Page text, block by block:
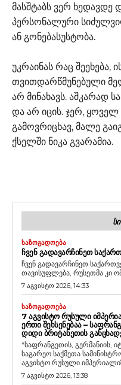
მასშტაბს ვერ ხედავდე
პერსონალური
ან გონებასუსტობა.
უკრაინას რაც
თვითდარწმუნებული
არ მინახავს. აშკარად
და არ იცის. ჯერ, ყოველ
გამოვრიცხავ, მალე
ქსელში ნიკა გვარამია.
ᲡᲐᲖᲝᲒᲐᲓᲝᲔᲑᲐ
ᲩᲕᲔᲜ ᲒᲐᲓᲐᲕᲐᲠᲩᲘᲜᲔᲗ
ჩვენ გადავარჩინეთ
თავისუფლება, რუსეთმა კი
7 აგვისტო 2026, 14:33
ᲡᲐᲖᲝᲒᲐᲓᲝᲔᲑᲐ
7 ᲐᲒᲕᲘᲡᲢᲝ ᲠᲣᲡᲣᲚᲘ
ᲔᲠᲗᲘ ᲨᲔᲮᲡᲔᲜᲔᲑᲐᲐ –
ᲓᲘᲓᲘ ᲑᲠᲘᲢᲐᲜᲔᲗᲘᲡ
“საფრანგეთის, გერმანიის,
საგარეო საქმეთა
აგვისტო რუსული
7 აგვისტო 2026, 13:38